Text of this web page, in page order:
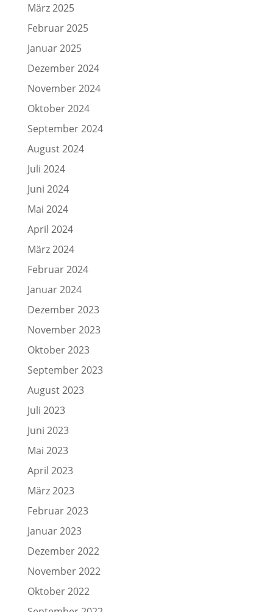
März 2025
Februar 2025
Januar 2025
Dezember 2024
November 2024
Oktober 2024
September 2024
August 2024
Juli 2024
Juni 2024
Mai 2024
April 2024
März 2024
Februar 2024
Januar 2024
Dezember 2023
November 2023
Oktober 2023
September 2023
August 2023
Juli 2023
Juni 2023
Mai 2023
April 2023
März 2023
Februar 2023
Januar 2023
Dezember 2022
November 2022
Oktober 2022